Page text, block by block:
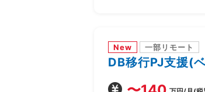
New 一部リモート
DB移行PJ支援(